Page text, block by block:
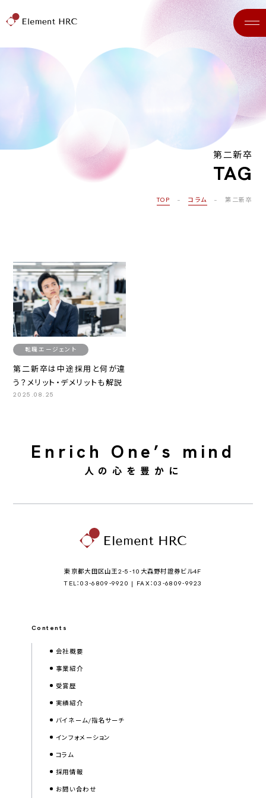
第二新卒
TAG
TOP − コラム − 第二新卒
転職エージェント
第二新卒は中途採用と何が違
う？メリット・デメリットも解説
2025.08.25
Enrich One’s mind
人の心を豊かに
東京都大田区山王2-5-10大森野村證券ビル4F
TEL：03-6809-9920 | FAX：03-6809-9923
Contents
会社概要
事業紹介
受賞歴
実績紹介
バイネーム/指名サーチ
インフォメーション
コラム
採用情報
お問い合わせ